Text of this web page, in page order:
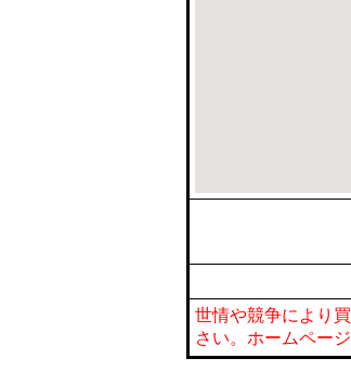
世情や競争により
さい。ホームペー